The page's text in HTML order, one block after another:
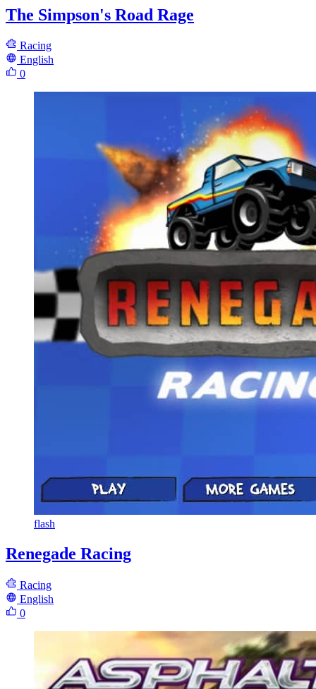
The Simpson's Road Rage
Racing
English
0
flash
Renegade Racing
Racing
English
0